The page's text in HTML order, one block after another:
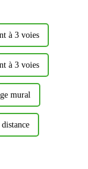
à 3 voies
à 3 voies
mural